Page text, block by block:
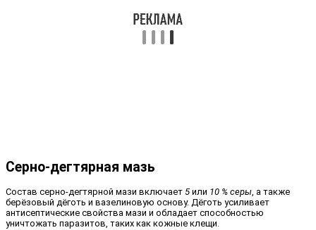
Серно-дегтярная мазь
Состав серно-дегтярной мази включает 5 или 10 % серы, а также
берёзовый дёготь и вазелиновую основу. Дёготь усиливает
антисептические свойства мази и обладает способностью
уничтожать паразитов, таких как кожные клещи.